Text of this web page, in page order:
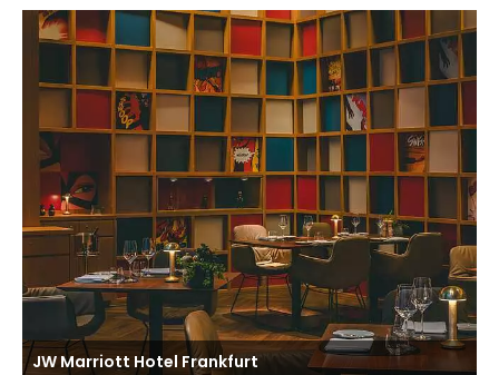
JW Marriott Hotel Frankfurt